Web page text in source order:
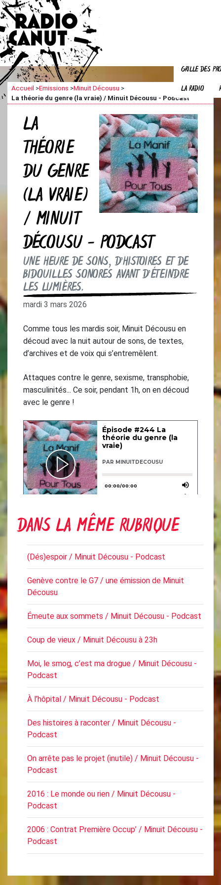
GRILLE DES
LA RADIO
Accueil >Emissions >Minuit Décousu >
La théorie du genre (la vraie) / Minuit Décousu - Podcast
LA
THÉORIE
DU GENRE
(LA VRAIE)
/ MINUIT
DÉCOUSU - PODCAST
UNE HEURE DE SONS, D’HISTOIRES ET DE
BIDOUILLES SONORES AVANT D’ÉTEINDRE
LES LUMIÈRES.
mardi 3 mars 2026
Comme tous les mardis soir, Minuit Décousu en
découd avec la nuit autour de sons, de textes,
d’archives et de voix qui s’entremêlent.
Attaques contre le genre, sexisme, transphobie,
masculinités... Ce soir, pendant 1h, on en découd
avec le genre !
DANS LA MÊME RUBRIQUE
(Dés)espoir / Minuit Décousu - Podcast
Genève contre le G7 / une émission de Minuit
Décousu
Émeute aux sommets / Minuit Décousu - Podcast
Coup de vieux / Minuit Décousu à 23h
Moi, le smog, c’est ma drogue / Minuit Décousu -
Podcast
À l’hôpital / Minuit Décousu - Podcast
Des histoires à raconter / Minuit Décousu -
Podcast
On arrête pas le projet (inutile) / Minuit Décousu -
Podcast
2016 : Le monde ou rien / Minuit Décousu -
Podcast
2006 : Contrat Première Occup’ / Minuit Décousu -
Podcast